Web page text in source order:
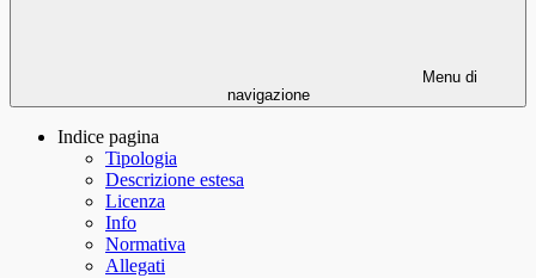
Menu di
navigazione
Indice pagina
Tipologia
Descrizione estesa
Licenza
Info
Normativa
Allegati